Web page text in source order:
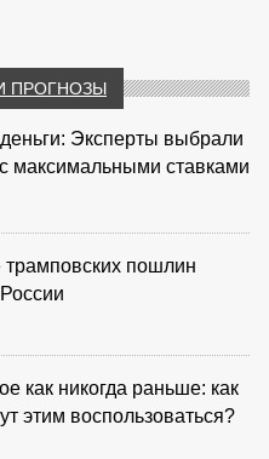
ПРОГНОЗЫ
деньги: Эксперты выбрали
максимальными ставками
трамповских пошлин
как никогда раньше: как
этим воспользоваться?